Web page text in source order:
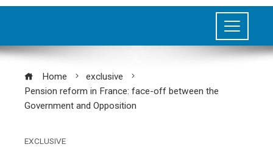
Home
exclusive
Pension reform in France: face-off between the
Government and Opposition
EXCLUSIVE